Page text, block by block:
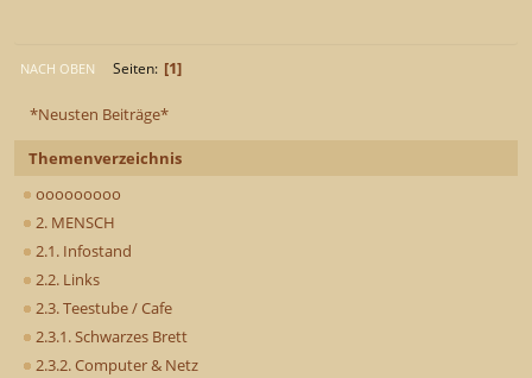
*Neusten Beiträge*
Themenverzeichnis
ooooooooo
2. MENSCH
2.1. Infostand
2.2. Links
2.3. Teestube / Cafe
2.3.1. Schwarzes Brett
2.3.2. Computer & Netz
NACH OBEN Seiten 1